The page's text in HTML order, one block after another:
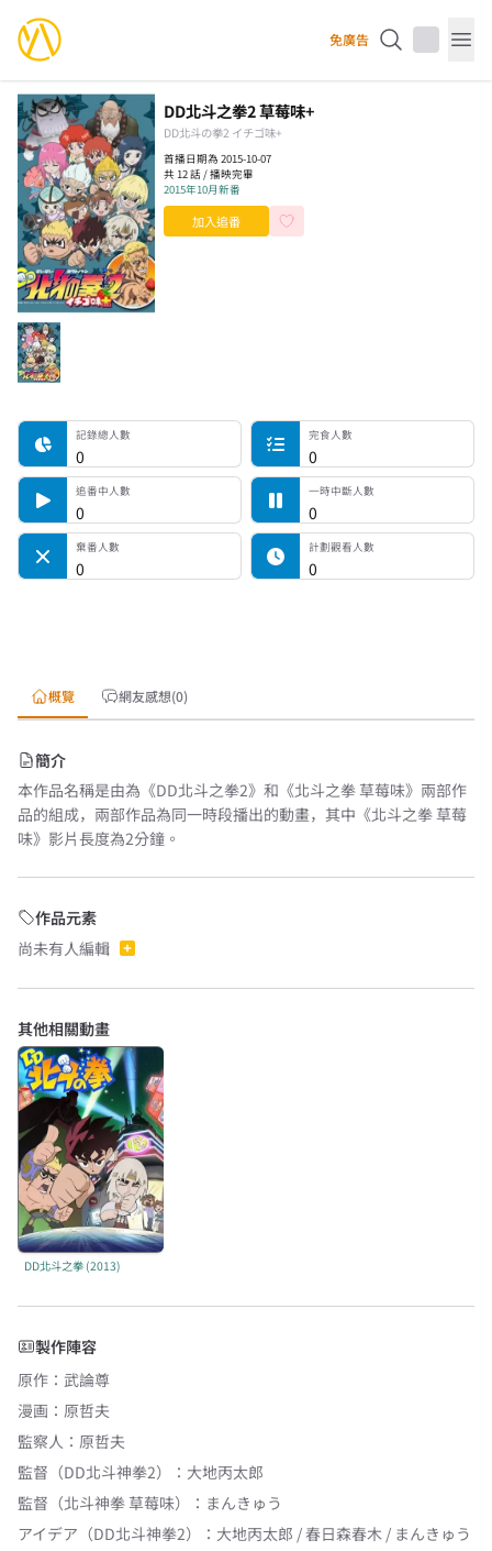
YourAnimes 你的動畫 免廣告
DD北斗之拳2 草莓味+
DD北斗の拳2 イチゴ味+
首播日期為 2015-10-07
共 12 話 / 播映完畢
2015年10月新番
加入追番
記錄總人數記錄總人數
0
完食人數 完食人數
0
追番中人數
追番中人數
0
一時中斷人數
一時中斷人數
0
棄番人數
棄番人數
0
計劃觀看人數
計劃觀看人數
0
概覽 網友感想(0)
簡介
本作品名稱是由為《DD北斗之拳2》和《北斗之拳 草莓味》兩部作
品的組成，兩部作品為同一時段播出的動畫，其中《北斗之拳 草莓
味》影片長度為2分鐘。
作品元素
尚未有人編輯
其他相關動畫
DD北斗之拳 (2013)
製作陣容
原作 ： 武論尊
漫画 ： 原哲夫
監察人 ： 原哲夫
監督（DD北斗神拳2）
： 大地丙太郎
監督（北斗神拳 草莓味）
： まんきゅう
アイデア（DD北斗神拳2）
： 大地丙太郎 / 春日森春木 / まんきゅう